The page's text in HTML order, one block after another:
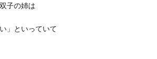
子の姉は
」 といっていて